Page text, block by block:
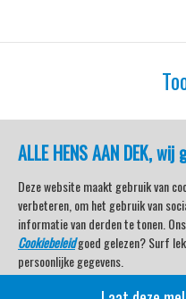
ALLE HENS AAN DEK,
Deze website maakt gebruik van
verbeteren, om het gebruik van
informatie van derden te tonen. Ons
Cookiebeleidgoed gelezen? Surf
persoonlijke gegevens.
Open